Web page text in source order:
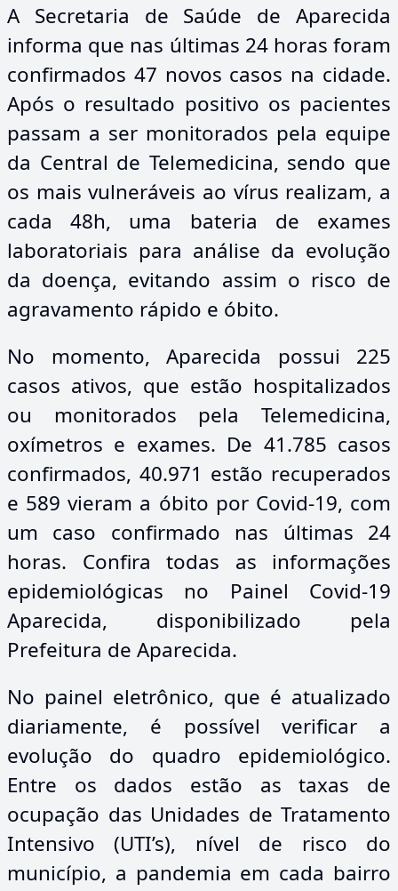
A Secretaria de Saúde de Aparecida
informa que nas últimas 24 horas foram
confirmados 47 novos casos na cidade.
Após o resultado positivo os pacientes
passam a ser monitorados pela equipe
da Central de Telemedicina, sendo que
os mais vulneráveis ao vírus realizam, a
cada 48h, uma bateria de exames
laboratoriais para análise da evolução
da doença, evitando assim o risco de
agravamento rápido e óbito.
No momento, Aparecida possui 225
casos ativos, que estão hospitalizados
ou monitorados pela Telemedicina,
oxímetros e exames. De 41.785 casos
confirmados, 40.971 estão recuperados
e 589 vieram a óbito por Covid-19, com
um caso confirmado nas últimas 24
horas. Confira todas as informações
epidemiológicas no Painel Covid-19
Aparecida, disponibilizado pela
Prefeitura de Aparecida.
No painel eletrônico, que é atualizado
diariamente, é possível verificar a
evolução do quadro epidemiológico.
Entre os dados estão as taxas de
ocupação das Unidades de Tratamento
Intensivo (UTI’s), nível de risco do
município, a pandemia em cada bairro